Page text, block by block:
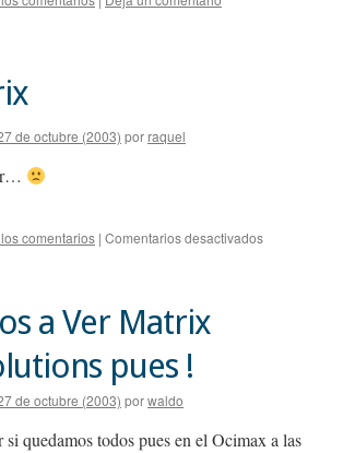
de octubre (2003) por raquel
comentarios | Comentarios desactivadosen
a Ver Matrix
pues !
de octubre (2003) porwaldo
si quedamos todos pues en el Ocimax a las